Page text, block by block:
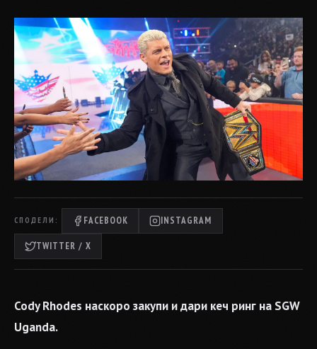
СПОДЕЛИ: FACEBOOK INSTAGRAM
TWITTER / X
Cody Rhodes наскоро закупи и дари кеч ринг на SGW
Uganda.